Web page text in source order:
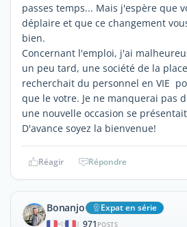
passes temps... Mais j'espère que
déplaire et que ce changement
bien.
Concernant l'emploi, j'ai
un peu tard, une société de la
recherchait du personnel en VIE
que le votre. Je ne manquerai pas
une nouvelle occasion se
D'avance soyez la bienvenue!
Réagir Répondre
Bonanjo Expat en série
| 971 POSTS